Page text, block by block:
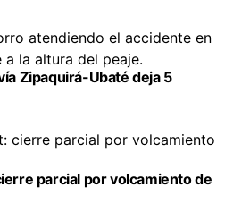
Zipaquirá-Ubaté deja 5
parcial por volcamiento de